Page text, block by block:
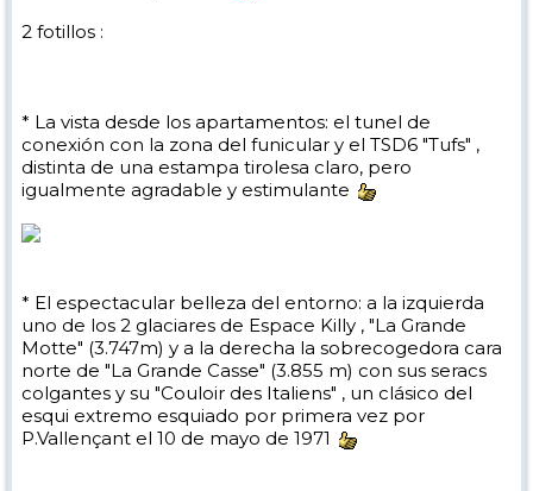
2 fotillos :
* La vista desde los apartamentos: el tunel de
conexión con la zona del funicular y el TSD6 "Tufs" ,
distinta de una estampa tirolesa claro, pero
igualmente agradable y estimulante
* El espectacular belleza del entorno: a la izquierda
uno de los 2 glaciares de Espace Killy , "La Grande
Motte" (3.747m) y a la derecha la sobrecogedora cara
norte de "La Grande Casse" (3.855 m) con sus seracs
colgantes y su "Couloir des Italiens" , un clásico del
esqui extremo esquiado por primera vez por
P.Vallençant el 10 de mayo de 1971